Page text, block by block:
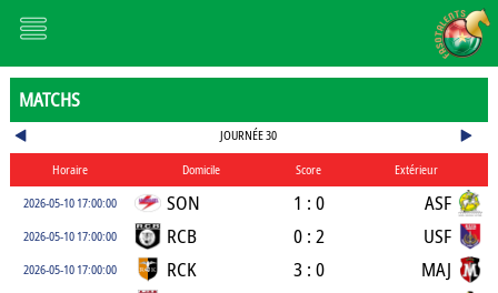
MATCHS
JOURNÉE 30
Horaire Domicile Score
Extérieur
2026-05-10 17:00:00
SON 1 : 0 ASF
2026-05-10 17:00:00 RCB 0 : 2 USF
2026-05-10 17:00:00 RCK 3 : 0 MAJ